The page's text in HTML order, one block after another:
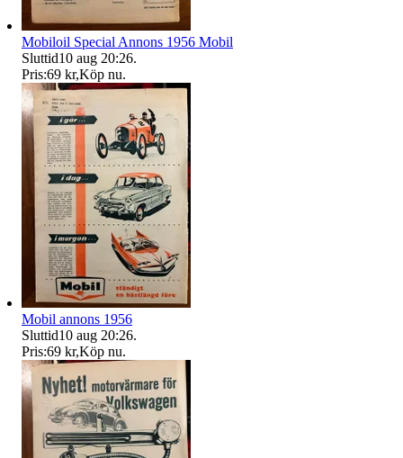
Mobiloil Special Annons 1956 Mobil
Sluttid10 aug 20:26.
Pris:69 kr,Köp nu.
Mobil annons 1956
Sluttid10 aug 20:26.
Pris:69 kr,Köp nu.